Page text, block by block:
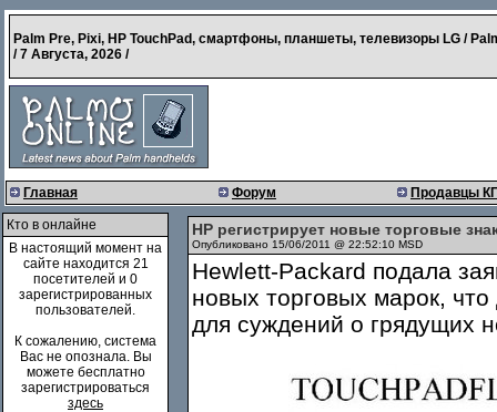
Palm Pre, Pixi, HP TouchPad, смартфоны, планшеты, телевизоры LG /
/7 Августа, 2026 /
Главная Форум Продавцы
Кто в онлайне
В настоящий момент на
сайте находится 21
посетителей и 0
зарегистрированных
пользователей.
К сожалению, система
Вас не опознала. Вы
можете бесплатно
зарегистрироваться
здесь
HP регистрирует новые торговые
Опубликовано 15/06/2011 @ 22:52:10 MSD
Hewlett-Packard подала
новых торговых марок,
для суждений о грядущих